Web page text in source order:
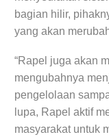
bagian hilir,
yang akan
“Rapel juga akan
mengubahnya
pengelolaan
lupa, Rapel aktif
masyarakat untuk